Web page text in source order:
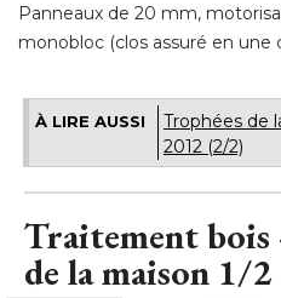
Panneaux de 20 mm,
monobloc (clos assuré en une
À LIRE AUSSI
Trophées de
2012 (2/2)
Traitement bois
de la maison 1/2